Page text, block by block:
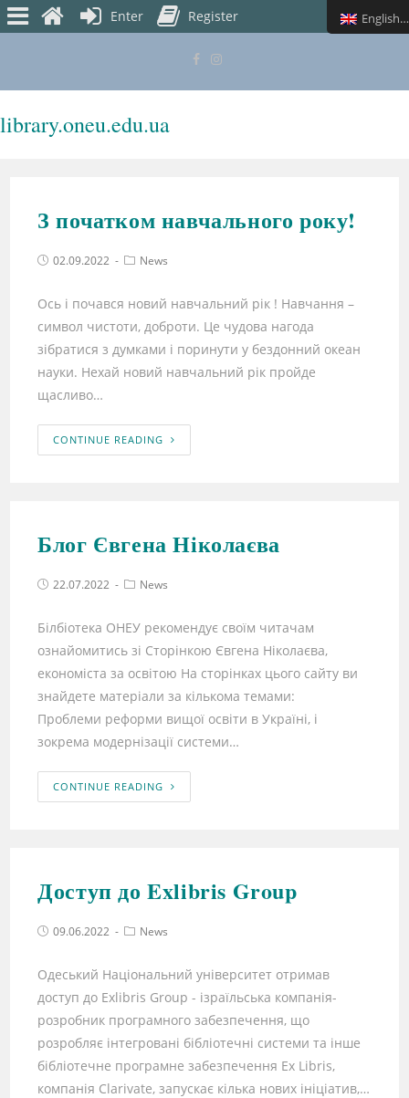
library.oneu.edu.ua
З початком навчального року!
02.09.2022 News
Ось і почався новий навчальний рік ! Навчання –
символ чистоти, доброти. Це чудова нагода
зібратися з думками і поринути у бездонний океан
науки. Нехай новий навчальний рік пройде
щасливо…
CONTINUE READING
Блог Євгена Ніколаєва
22.07.2022 News
Білбіотека ОНЕУ рекомендує своїм читачам
ознайомитись зі Сторінкою Євгена Ніколаєва,
економіста за освітою На сторінках цього сайту ви
знайдете матеріали за кількома темами:
Проблеми реформи вищої освіти в Україні, і
зокрема модернізації системи…
CONTINUE READING
Доступ до Exlibris Group
09.06.2022 News
Одеський Національний університет отримав
доступ до Exlibris Group - ізраїльська компанія-
розробник програмного забезпечення, що
розробляє інтегровані бібліотечні системи та інше
бібліотечне програмне забезпечення Ex Libris,
компанія Clarivate, запускає кілька нових ініціатив,…
Enter Register English (UK)